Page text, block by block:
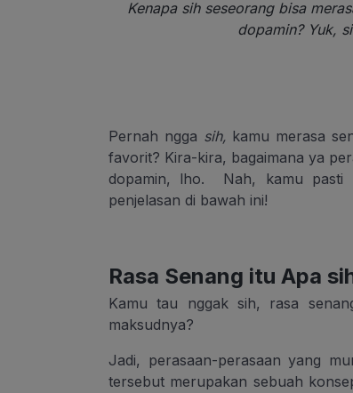
Kenapa sih seseorang bisa
dopamin? Yuk,
Pernah ngga sih, kamu merasa
favorit? Kira-kira, bagaimana ya
dopamin, lho.
Nah, kamu pasti
penjelasan di bawah ini!
Rasa Senang itu Apa
Kamu tau nggak sih, rasa
maksudnya?
Jadi, perasaan-perasaan yang
tersebut merupakan sebuah